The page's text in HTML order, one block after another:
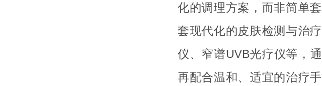
化的调理方案，而非简单
套现代化的皮肤检测与治
仪、窄谱UVB光疗仪等，
再配合温和、适宜的治疗